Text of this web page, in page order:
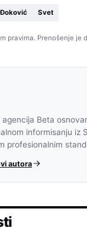
Svet
pravima. Prenošenje je
agencija Beta
informisanju iz
profesionalnim
autora